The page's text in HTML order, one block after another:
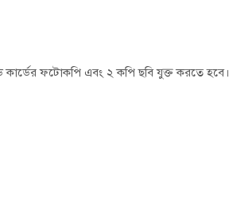
ফটোকপি এবং ২ কপি ছবি যুক্ত করতে হবে।